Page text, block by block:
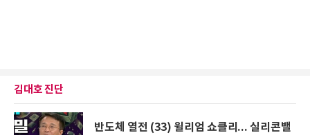
김대호 진단
반도체 열전 (33) 윌리엄 쇼클리... 실리콘밸